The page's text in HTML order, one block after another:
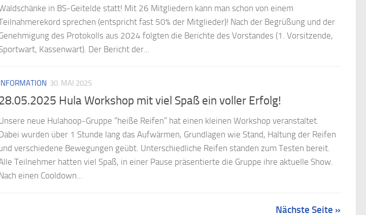
in BS-Geitelde statt! Mit 26 Mitgliedern kann man schon von einem
sprechen (entspricht fast 50% der Mitglieder)! Nach der Begrüßung und der
des Protokolls aus 2024 folgten die Berichte des Vorstandes (1. Vorsitzende,
Kassenwart). Der Bericht der...
30. MAI 2025
Hula Workshop mit viel Spaß ein voller Erfolg!
neue Hulahoop-Gruppe “heiße Reifen” hat einen kleinen Workshop veranstaltet.
wurden über 1 Stunde lang das Aufwärmen, Grundlagen wie Stand, Haltung der Reifen
verschiedene Bewegungen geübt. Unterschiedliche Reifen standen zum Testen bereit.
Teilnehmer hatten viel Spaß, in einer Pause präsentierte die Gruppe ihre aktuelle Show.
einen Cooldown...
Nächste Seite »